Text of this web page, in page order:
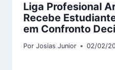
Liga Profesional
Recebe
em Confronto
Por Josias Junior 02/02/